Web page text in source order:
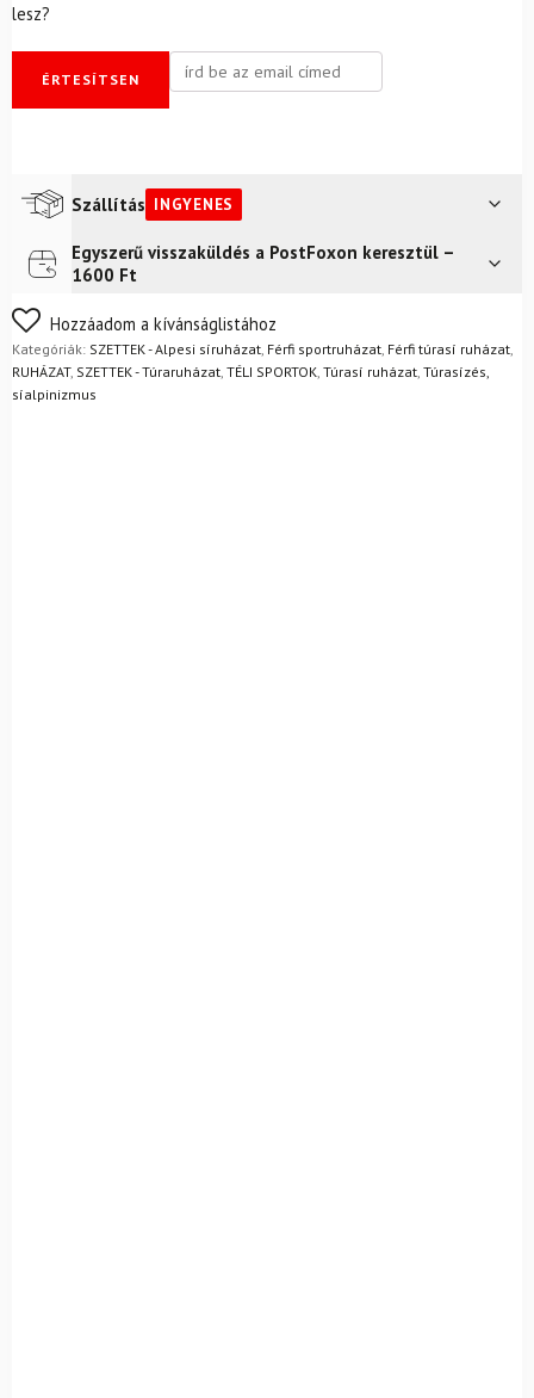
lesz?
ÉRTESÍTSEN
Szállítás INGYENES
Futár a címreIngyenes
FoxPost
Egyszerű visszaküldés a PostFoxon keresztül –
1600 Ft
Nem biztos a választásában? Semmi gond – a terméket
egyszerűen visszaküldheti 14 napon belül, indoklás nélkül.
Mik a visszaküldés feltételei?
Hozzáadom a kívánságlistához
Kategóriák: SZETTEK - Alpesi síruházat, Férfi sportruházat, Férfi túrasí ruházat,
RUHÁZAT, SZETTEK - Túraruházat, TÉLI SPORTOK, Túrasí ruházat, Túrasízés,
síalpinizmus